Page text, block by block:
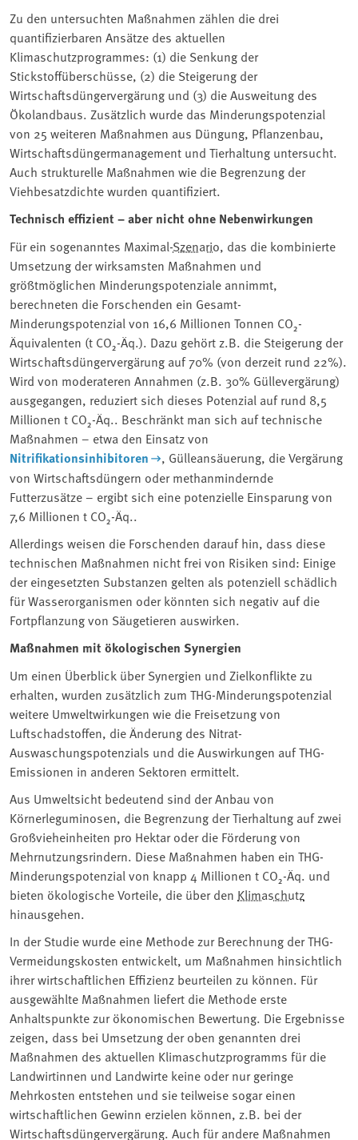
Zu den untersuchten Maßnahmen zählen die drei
quantifizierbaren Ansätze des aktuellen
Klimaschutzprogrammes: (1) die Senkung der
Stickstoffüberschüsse, (2) die Steigerung der
Wirtschaftsdüngervergärung und (3) die Ausweitung des
Ökolandbaus. Zusätzlich wurde das Minderungspotenzial
von 25 weiteren Maßnahmen aus Düngung, Pflanzenbau,
Wirtschaftsdüngermanagement und Tierhaltung untersucht.
Auch strukturelle Maßnahmen wie die Begrenzung der
Viehbesatzdichte wurden quantifiziert.
Technisch effizient – aber nicht ohne Nebenwirkungen
Für ein sogenanntes Maximal-Szenario, das die kombinierte
Umsetzung der wirksamsten Maßnahmen und
größtmöglichen Minderungspotenziale annimmt,
berechneten die Forschenden ein Gesamt-
Minderungspotenzial von 16,6 Millionen Tonnen CO₂-
Äquivalenten (t CO₂-Äq.). Dazu gehört z.B. die Steigerung der
Wirtschaftsdüngervergärung auf 70% (von derzeit rund 22%).
Wird von moderateren Annahmen (z.B. 30% Güllevergärung)
ausgegangen, reduziert sich dieses Potenzial auf rund 8,5
Millionen t CO₂-Äq.. Beschränkt man sich auf technische
Maßnahmen – etwa den Einsatz von
Nitrifikationsinhibitoren
, Gülleansäuerung, die Vergärung
von Wirtschaftsdüngern oder methanmindernde
Futterzusätze – ergibt sich eine potenzielle Einsparung von
7,6 Millionen t CO₂-Äq..
Allerdings weisen die Forschenden darauf hin, dass diese
technischen Maßnahmen nicht frei von Risiken sind: Einige
der eingesetzten Substanzen gelten als potenziell schädlich
für Wasserorganismen oder könnten sich negativ auf die
Fortpflanzung von Säugetieren auswirken.
Maßnahmen mit ökologischen Synergien
Um einen Überblick über Synergien und Zielkonflikte zu
erhalten, wurden zusätzlich zum THG-Minderungspotenzial
weitere Umweltwirkungen wie die Freisetzung von
Luftschadstoffen, die Änderung des Nitrat-
Auswaschungspotenzials und die Auswirkungen auf THG-
Emissionen in anderen Sektoren ermittelt.
Aus Umweltsicht bedeutend sind der Anbau von
Körnerleguminosen, die Begrenzung der Tierhaltung auf zwei
Großvieheinheiten pro Hektar oder die Förderung von
Mehrnutzungsrindern. Diese Maßnahmen haben ein THG-
Minderungspotenzial von knapp 4 Millionen t CO₂-Äq. und
bieten ökologische Vorteile, die über den Klimaschutz
hinausgehen.
In der Studie wurde eine Methode zur Berechnung der THG-
Vermeidungskosten entwickelt, um Maßnahmen hinsichtlich
ihrer wirtschaftlichen Effizienz beurteilen zu können. Für
ausgewählte Maßnahmen liefert die Methode erste
Anhaltspunkte zur ökonomischen Bewertung. Die Ergebnisse
zeigen, dass bei Umsetzung der oben genannten drei
Maßnahmen des aktuellen Klimaschutzprogramms für die
Landwirtinnen und Landwirte keine oder nur geringe
Mehrkosten entstehen und sie teilweise sogar einen
wirtschaftlichen Gewinn erzielen können, z.B. bei der
Wirtschaftsdüngervergärung. Auch für andere Maßnahmen